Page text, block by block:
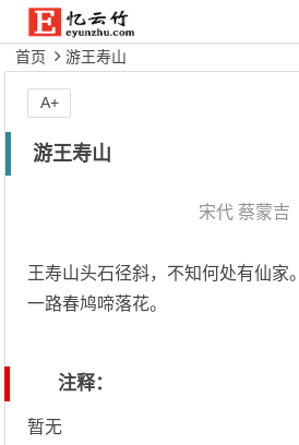
首页 游王寿山
游王寿山
宋代 蔡蒙吉
王寿山头石径斜，不知何处有仙家
一路春鸠啼落花。
注释：
暂无
A+